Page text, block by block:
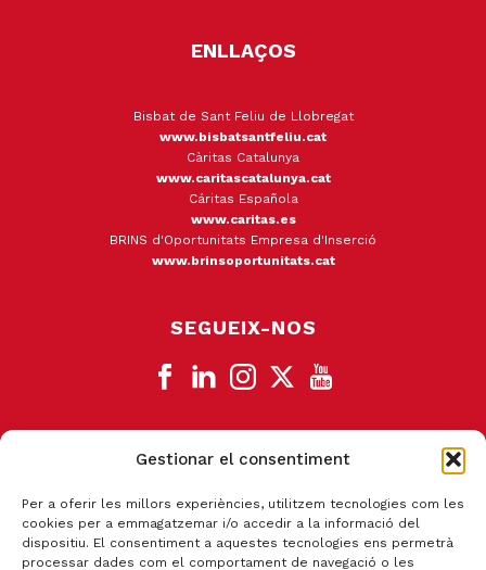
Gestionar el consentiment
Per a oferir les millors experiències, utilitzem tecnologies com les
cookies per a emmagatzemar i/o accedir a la informació del
dispositiu. El consentiment a aquestes tecnologies ens permetrà
processar dades com el comportament de navegació o les
ENLLAÇOS
Bisbat de Sant Feliu de Llobregat
www.bisbatsantfeliu.cat
Càritas Catalunya
www.caritascatalunya.cat
Cáritas Española
www.caritas.es
BRINS d'Oportunitats Empresa d'Inserció
www.brinsoportunitats.cat
SEGUEIX-NOS
CANAL DE DENÚNCIA